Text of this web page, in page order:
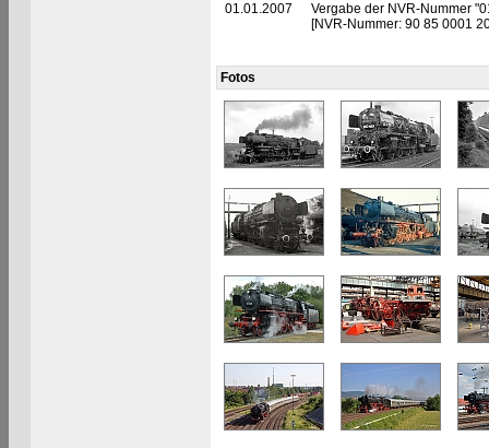
01.01.2007
Vergabe der NVR-Nummer
[NVR-Nummer: 90 85 0001
Fotos